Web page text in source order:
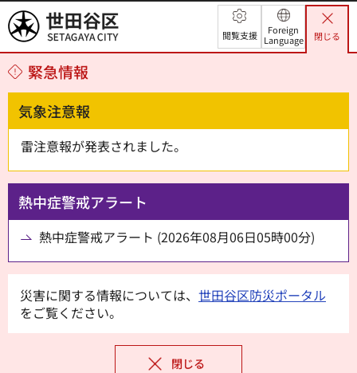
世田谷区 閲覧支援
Foreign
Language
閉じる
緊急情報
気象注意報
雷注意報が発表されました。
熱中症警戒アラート
熱中症警戒アラート (2026年08月06日05時00分)
災害に関する情報については、 世田谷区防災ポータル
をご覧ください。
閉じる